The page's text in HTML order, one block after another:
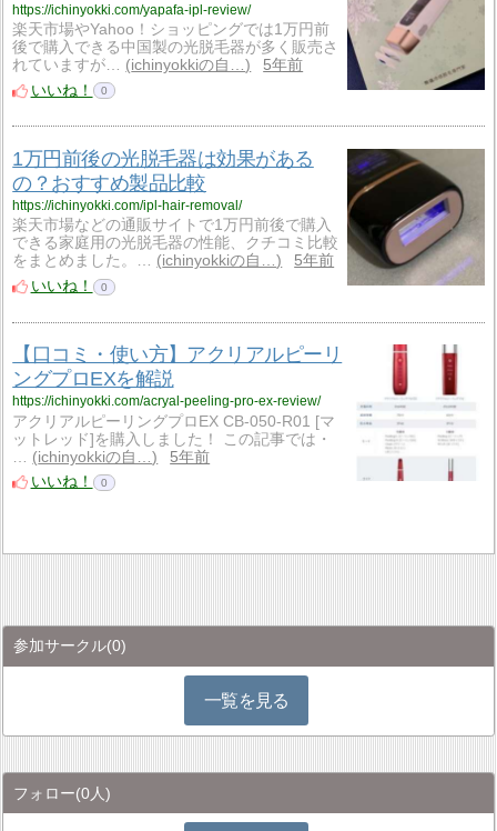
https://ichinyokki.com/yapafa-ipl-review/
楽天市場やYahoo！ショッピングでは1万円前
後で購入できる中国製の光脱毛器が多く販売さ
れていますが…
ichinyokkiの自…
5年前
いいね！
0
1万円前後の光脱毛器は効果がある
の？おすすめ製品比較
https://ichinyokki.com/ipl-hair-removal/
楽天市場などの通販サイトで1万円前後で購入
できる家庭用の光脱毛器の性能、クチコミ比較
をまとめました。…
ichinyokkiの自…
5年前
いいね！
0
【口コミ・使い方】アクリアルピーリ
ングプロEXを解説
https://ichinyokki.com/acryal-peeling-pro-ex-review/
アクリアルピーリングプロEX CB-050-R01 [マ
ットレッド]を購入しました！ この記事では・
ichinyokkiの自…
5年前
いいね！
0
参加サークル(0)
一覧を見る
フォロー(0人)